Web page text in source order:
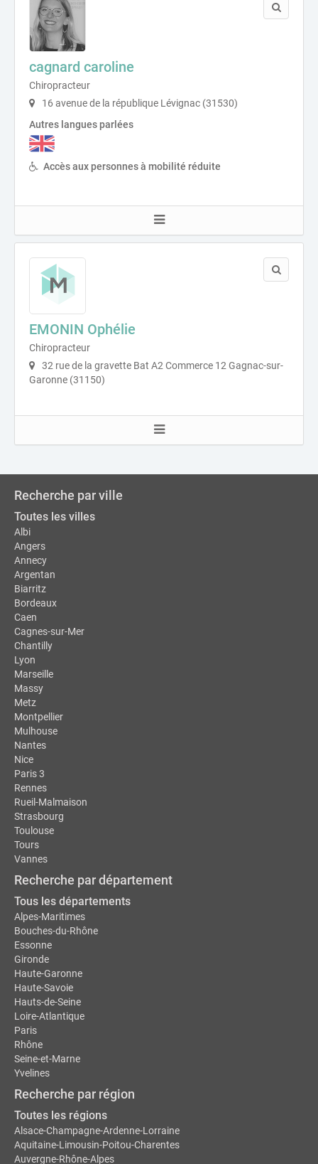
cagnard caroline
Chiropracteur
16 avenue de la république Lévignac (31530)
Autres langues parlées
Accès aux personnes à mobilité réduite
EMONIN Ophélie
Chiropracteur
32 rue de la gravette Bat A2 Commerce 12 Gagnac-sur-
Garonne (31150)
Recherche par ville
Toutes les villes
Albi
Angers
Annecy
Argentan
Biarritz
Bordeaux
Caen
Cagnes-sur-Mer
Chantilly
Lyon
Marseille
Massy
Metz
Montpellier
Mulhouse
Nantes
Nice
Paris 3
Rennes
Rueil-Malmaison
Strasbourg
Toulouse
Tours
Vannes
Recherche par département
Tous les départements
Alpes-Maritimes
Bouches-du-Rhône
Essonne
Gironde
Haute-Garonne
Haute-Savoie
Hauts-de-Seine
Loire-Atlantique
Paris
Rhône
Seine-et-Marne
Yvelines
Recherche par région
Toutes les régions
Alsace-Champagne-Ardenne-Lorraine
Aquitaine-Limousin-Poitou-Charentes
Auvergne-Rhône-Alpes